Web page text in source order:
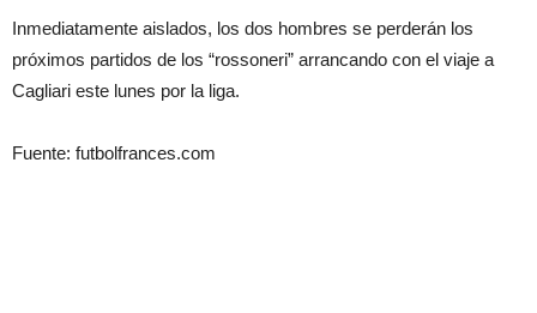
Inmediatamente aislados, los dos hombres se perderán los
próximos partidos de los “rossoneri” arrancando con el viaje a
Cagliari este lunes por la liga.
Fuente: futbolfrances.com